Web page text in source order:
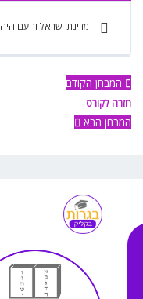
מדינת ישראל והעם
המבחן הקודם
חזרה לקורס
המבחן הבא